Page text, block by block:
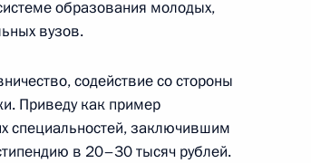
образования молодых,
вузов.
содействие со стороны
Приведу как пример
специальностей, заключившим
в 20–30 тысяч рублей.